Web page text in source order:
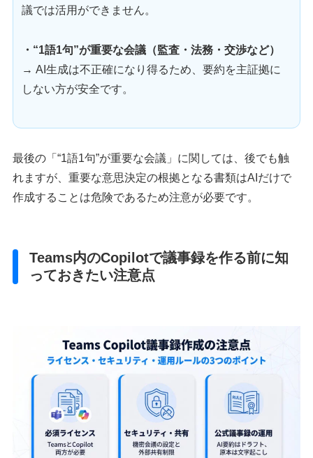
議では活用ができません。
・“1語1句”が重要な会議（監査・法務・交渉など）
→ AI生成は不正確になり得るため、要約を主証拠に
しない方が安全です。
最後の「“1語1句”が重要な会議」に関しては、後でも触
れますが、重要な意思決定の根拠となる書類はAIだけで
作成することは危険であるため注意が必要です。
Teams内のCopilotで議事録を作る前に知
っておきたい注意点